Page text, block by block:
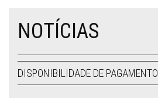
NOTÍCIAS
DISPONIBILIDADE DE PAGAMENTO